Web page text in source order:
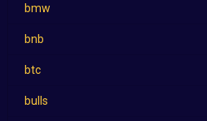
bmw
bnb
btc
bulls